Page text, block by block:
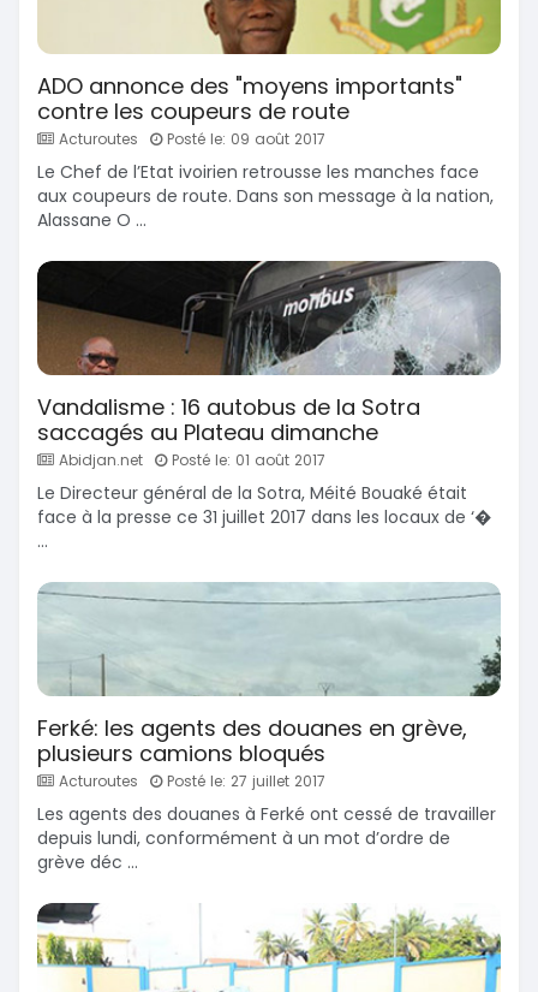
ADO annonce des "moyens importants"
contre les coupeurs de route
Acturoutes Posté le: 09 août 2017
Le Chef de l’Etat ivoirien retrousse les manches face
aux coupeurs de route. Dans son message à la nation,
Alassane O ...
Vandalisme : 16 autobus de la Sotra
saccagés au Plateau dimanche
Abidjan.net Posté le: 01 août 2017
Le Directeur général de la Sotra, Méité Bouaké était
face à la presse ce 31 juillet 2017 dans les locaux de ‘�
...
Ferké: les agents des douanes en grève,
plusieurs camions bloqués
Acturoutes Posté le: 27 juillet 2017
Les agents des douanes à Ferké ont cessé de travailler
depuis lundi, conformément à un mot d’ordre de
grève déc ...